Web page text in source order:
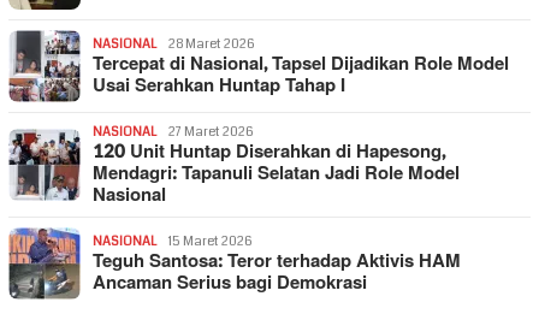
NASIONAL 28 Maret 2026
Tercepat di Nasional, Tapsel Dijadikan Role Model
Usai Serahkan Huntap Tahap I
NASIONAL 27 Maret 2026
120 Unit Huntap Diserahkan di Hapesong,
Mendagri: Tapanuli Selatan Jadi Role Model
Nasional
NASIONAL 15 Maret 2026
Teguh Santosa: Teror terhadap Aktivis HAM
Ancaman Serius bagi Demokrasi